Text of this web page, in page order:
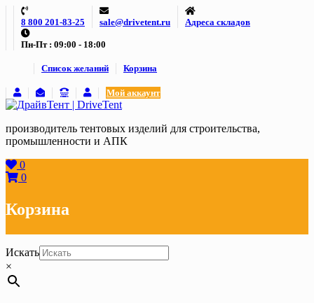
Skip
content
8 800 201-83-25 sale@drivetent.ru Адреса складов
Пн-Пт : 09:00 - 18:00
Список желаний Корзина
Мой аккаунт
производитель тентовых изделий для строительства,
промышленности и АПК
0
0
Корзина
Искать
×